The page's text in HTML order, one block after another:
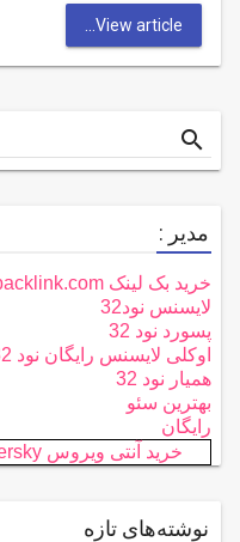
View article...
Search
for
search
مدیر :
خرید بک لینک behtarinbacklink.com
لایسنس نود32
پسورد نود 32
اوکلی لایسنس رایگان نود 32
همیار نود 32
بهترین سئو
رایگان
خرید آنتی ویروس Kaspersky
نوشته‌های تازه